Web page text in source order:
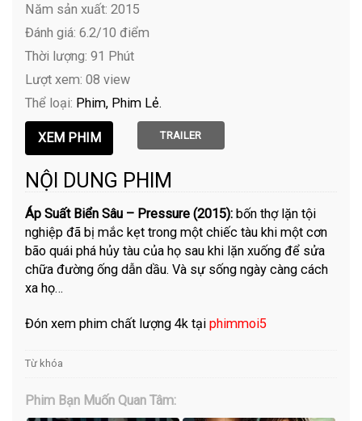
Năm sản xuất: 2015
Đánh giá: 6.2/10 điểm
Thời lượng: 91 Phút
Lượt xem: 08 view
Thể loại: Phim Phim Lẻ
TRAILER
NỘI DUNG PHIM
Áp Suất Biển Sâu – Pressure (2015):bốn thợ lặn tội
nghiệp đã bị mắc kẹt trong một chiếc tàu khi một cơn
bão quái phá hủy tàu của họ sau khi lặn xuống để sửa
chữa đường ống dẫn dầu. Và sự sống ngày càng cách
xa họ…
Đón xem phim chất lượng 4k tạiphimmoi5
Từ khóa
Phim Bạn Muốn Quan Tâm: